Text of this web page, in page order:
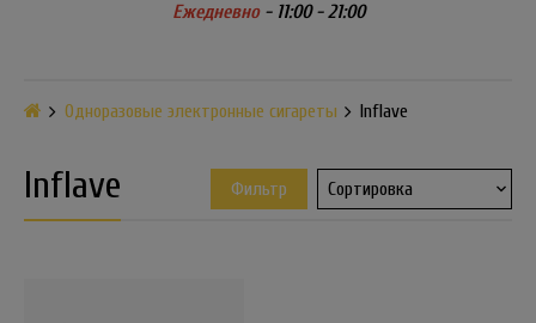
Ежедневно- 11:00 - 21:00
Одноразовые электронные сигареты Inflave
Inflave Фильтр